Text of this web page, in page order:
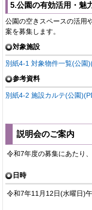
5.公園の有効活用・魅
公園の空きスペースの活用
案を募集します。
対象施設
別紙4-1 対象物件一覧(公園
参考資料
別紙4-2 施設カルテ(公園
説明会のご案内
令和7年度の募集にあたり
日時
令和7年11月12日(水曜日)